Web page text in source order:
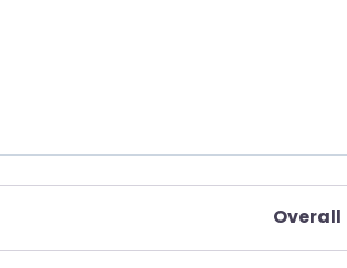
Overall